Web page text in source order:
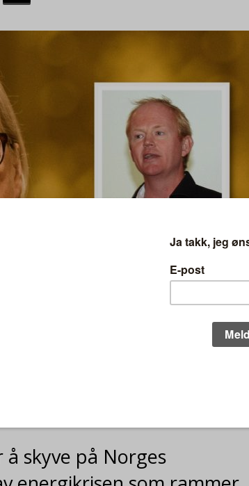
Lars Haltbrekken (SV) reagerer kraftig. Foto: Stortinget / Flickr /
skyve på Norges